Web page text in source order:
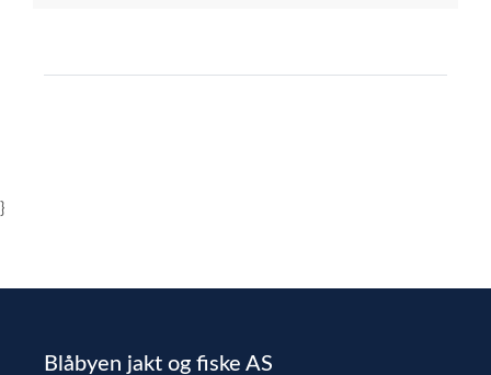
}
Blåbyen jakt og fiske AS